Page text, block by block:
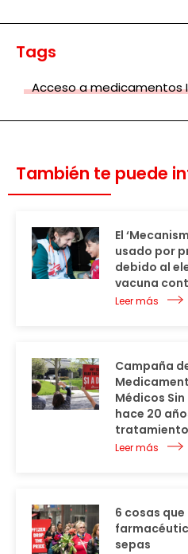
Tags
Acceso a medicamentos
También te puede
El
usado por
debido al
vacuna
Leer más
Campaña
Médicos
hace 20
Leer más
6 cosas
sepas